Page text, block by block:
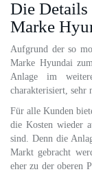
Die
Marke
Aufgrund der so
Marke Hyundai
Anlage im
charakterisiert, sehr
Für alle Kunden
die Kosten wieder
sind. Denn die
Markt gebracht
eher zu der oberen